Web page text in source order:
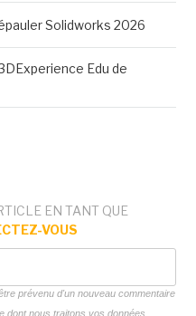
Solidworks 2026
Edu de
EN TANT QUE
VOUS
prévenu d'un nouveau commentaire
dont nous traitons vos données